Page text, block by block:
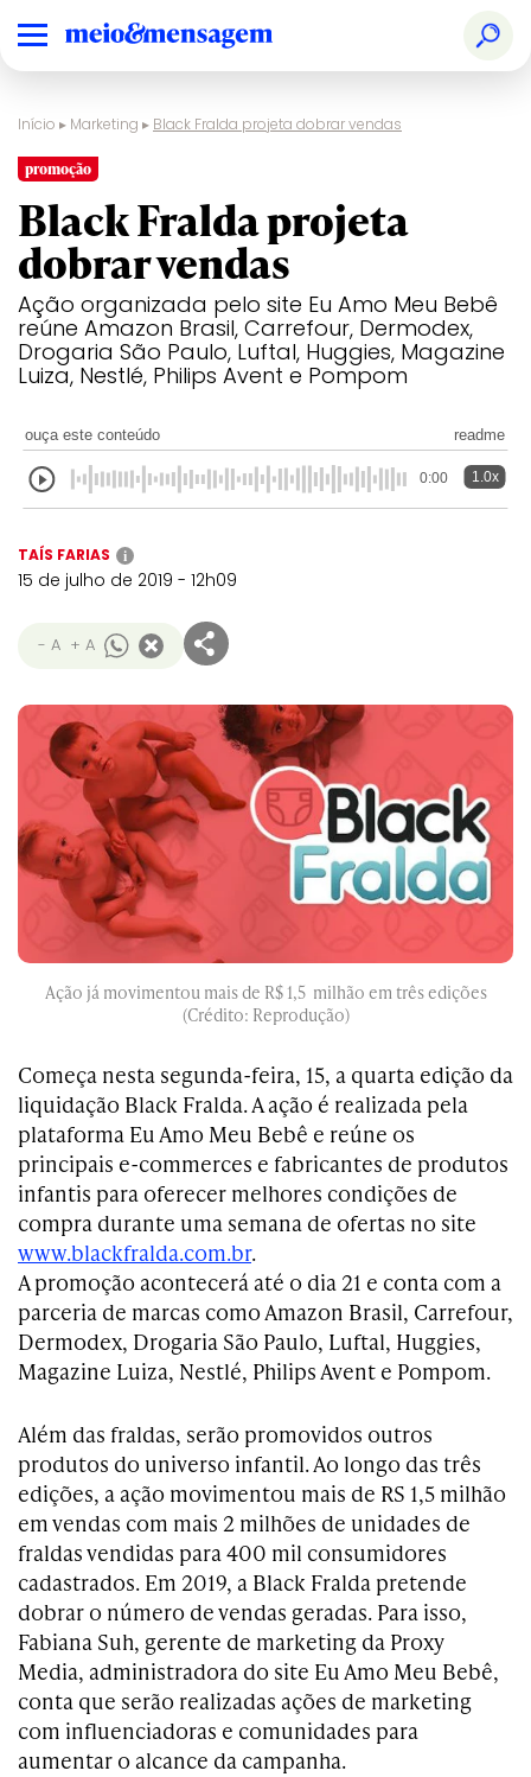
Início ▸ Marketing ▸ Black Fralda projeta dobrar vendas
promoção
Black Fralda projeta
dobrar vendas
Ação organizada pelo site Eu Amo Meu Bebê
reúne Amazon Brasil, Carrefour, Dermodex,
Drogaria São Paulo, Luftal, Huggies, Magazine
Luiza, Nestlé, Philips Avent e Pompom
ouça este conteúdo readme
0:00 1.0x
TAÍS FARIAS i
15 de julho de 2019 - 12h09
- A + A
Ação já movimentou mais de R$ 1,5 milhão em três edições
(Crédito: Reprodução)
Começa nesta segunda-feira, 15, a quarta edição da
liquidação Black Fralda. A ação é realizada pela
plataforma Eu Amo Meu Bebê e reúne os
principais e-commerces e fabricantes de produtos
infantis para oferecer melhores condições de
compra durante uma semana de ofertas no site
www.blackfralda.com.br.
A promoção acontecerá até o dia 21 e conta com a
parceria de marcas como Amazon Brasil, Carrefour,
Dermodex, Drogaria São Paulo, Luftal, Huggies,
Magazine Luiza, Nestlé, Philips Avent e Pompom.
Além das fraldas, serão promovidos outros
produtos do universo infantil. Ao longo das três
edições, a ação movimentou mais de RS 1,5 milhão
em vendas com mais 2 milhões de unidades de
fraldas vendidas para 400 mil consumidores
cadastrados. Em 2019, a Black Fralda pretende
dobrar o número de vendas geradas. Para isso,
Fabiana Suh, gerente de marketing da Proxy
Media, administradora do site Eu Amo Meu Bebê,
conta que serão realizadas ações de marketing
com influenciadoras e comunidades para
aumentar o alcance da campanha.